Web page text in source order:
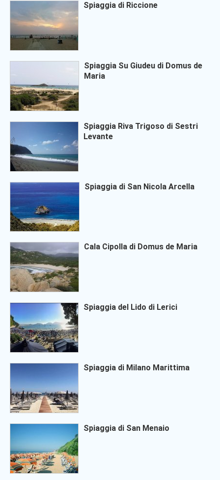
Spiaggia di Riccione
Spiaggia Su Giudeu di Domus de
Maria
Spiaggia Riva Trigoso di Sestri
Levante
Spiaggia di San Nicola Arcella
Cala Cipolla di Domus de Maria
Spiaggia del Lido di Lerici
Spiaggia di Milano Marittima
Spiaggia di San Menaio